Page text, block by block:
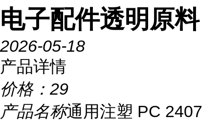
电子配件透明原料
2026-05-18
产品详情
价格： 29
产品名称通用注塑 PC 2407